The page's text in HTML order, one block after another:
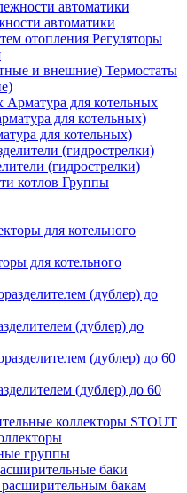
автоматики
Регуляторы
Термостаты
Арматура для котельных
для котельных)
(гидрострелки)
Группы
для котельного
(дублер) до
(дублер) до 60
STOUT
группы
баки